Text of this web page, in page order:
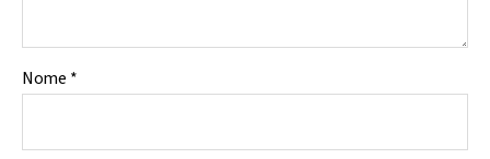
Nome *